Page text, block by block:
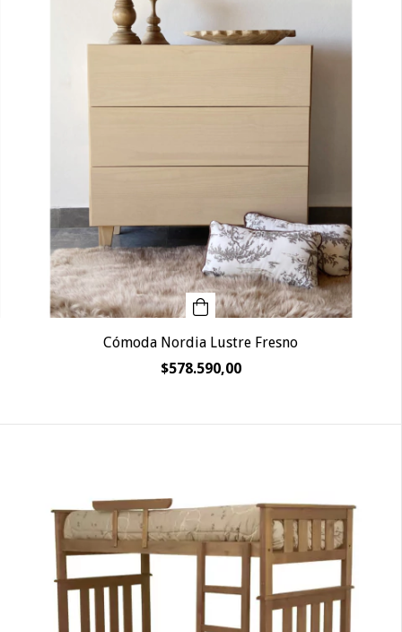
Cómoda Nordia Lustre Fresno
$578.590,00